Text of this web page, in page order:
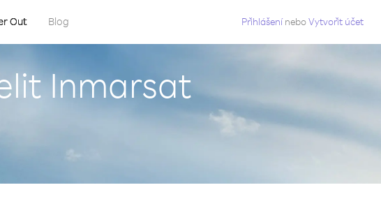
Out Blog Přihlášení neboVytvořit účet
Inmarsat